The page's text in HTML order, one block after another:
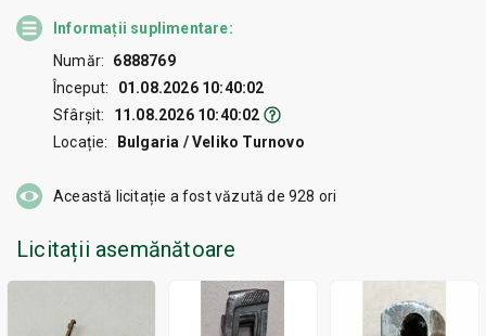
Informații suplimentare:
Număr:
6888769
Început:
01.08.2026 10:40:02
Sfârșit:
11.08.2026 10:40:02
Locație:
Bulgaria / Veliko Turnovo
Această licitație a fost văzută de 928 ori
Licitații asemănătoare